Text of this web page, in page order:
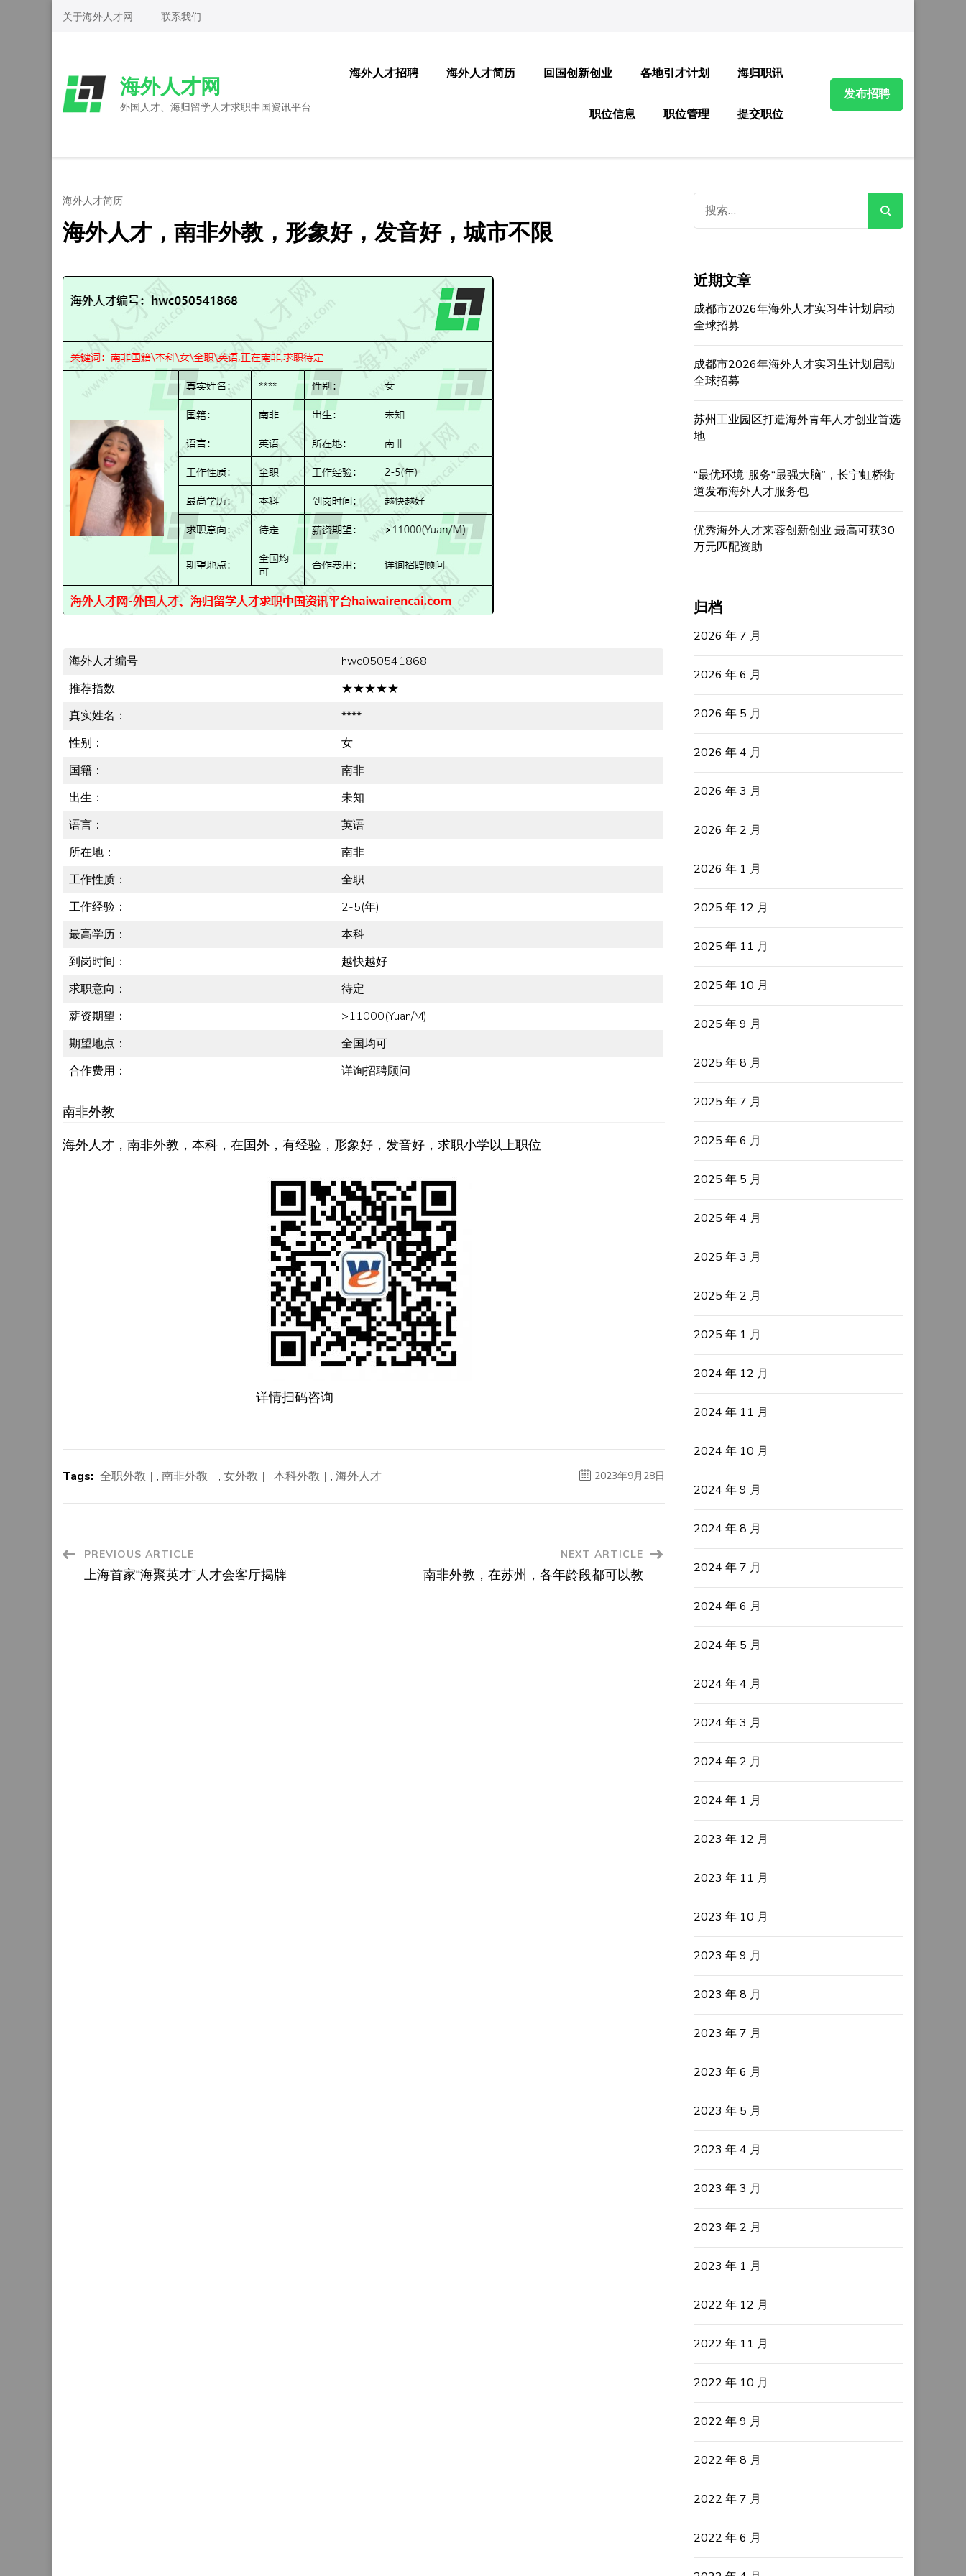
Skip
Enter)
关于海外人才网 联系我们
海外人才网
外国人才、海归留学人才求职中国资讯平台
海外人才招聘 海外人才简历 回国创新创业 各地引才计划 海归职讯
职位信息 职位管理 提交职位
发布招聘
海外人才简历
海外人才，南非外教，形象好，发音好，城市不限
海外人才编号
hwc050541868
推荐指数
★★★★★
真实姓名：
****
性别：
女
国籍：
南非
出生：
未知
语言：
英语
所在地：
南非
工作性质：
全职
工作经验：
2-5(年)
最高学历：
本科
到岗时间：
越快越好
求职意向：
待定
薪资期望：
>11000(Yuan/M)
期望地点：
全国均可
合作费用：
详询招聘顾问
南非外教
海外人才，南非外教，本科，在国外，有经验，形象好，发音好，求职小学以上职位
详情扫码咨询
Tags: 全职外教 , 南非外教 , 女外教 , 本科外教 , 海外人才 2023年9月28日
Post
Navigation
PREVIOUS ARTICLE
上海首家“海聚英才”人才会客厅揭牌
NEXT ARTICLE
南非外教，在苏州，各年龄段都可以教
索：
近期文章
成都市2026年海外人才实习生计划启动
全球招募
成都市2026年海外人才实习生计划启动
全球招募
苏州工业园区打造海外青年人才创业首选
地
“最优环境”服务“最强大脑”，长宁虹桥街
道发布海外人才服务包
优秀海外人才来蓉创新创业 最高可获30
万元匹配资助
归档
2026 年 7 月
2026 年 6 月
2026 年 5 月
2026 年 4 月
2026 年 3 月
2026 年 2 月
2026 年 1 月
2025 年 12 月
2025 年 11 月
2025 年 10 月
2025 年 9 月
2025 年 8 月
2025 年 7 月
2025 年 6 月
2025 年 5 月
2025 年 4 月
2025 年 3 月
2025 年 2 月
2025 年 1 月
2024 年 12 月
2024 年 11 月
2024 年 10 月
2024 年 9 月
2024 年 8 月
2024 年 7 月
2024 年 6 月
2024 年 5 月
2024 年 4 月
2024 年 3 月
2024 年 2 月
2024 年 1 月
2023 年 12 月
2023 年 11 月
2023 年 10 月
2023 年 9 月
2023 年 8 月
2023 年 7 月
2023 年 6 月
2023 年 5 月
2023 年 4 月
2023 年 3 月
2023 年 2 月
2023 年 1 月
2022 年 12 月
2022 年 11 月
2022 年 10 月
2022 年 9 月
2022 年 8 月
2022 年 7 月
2022 年 6 月